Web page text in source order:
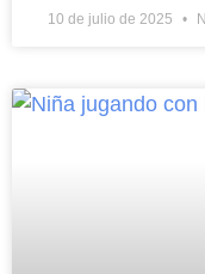
10 de julio de 2025